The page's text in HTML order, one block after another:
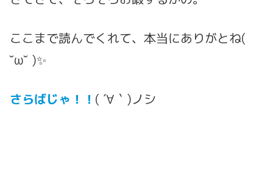
ここまで読んでくれて、本当にありがとね(
˘ω˘ )✨
さらばじゃ！！ ( ´∀｀)ノシ